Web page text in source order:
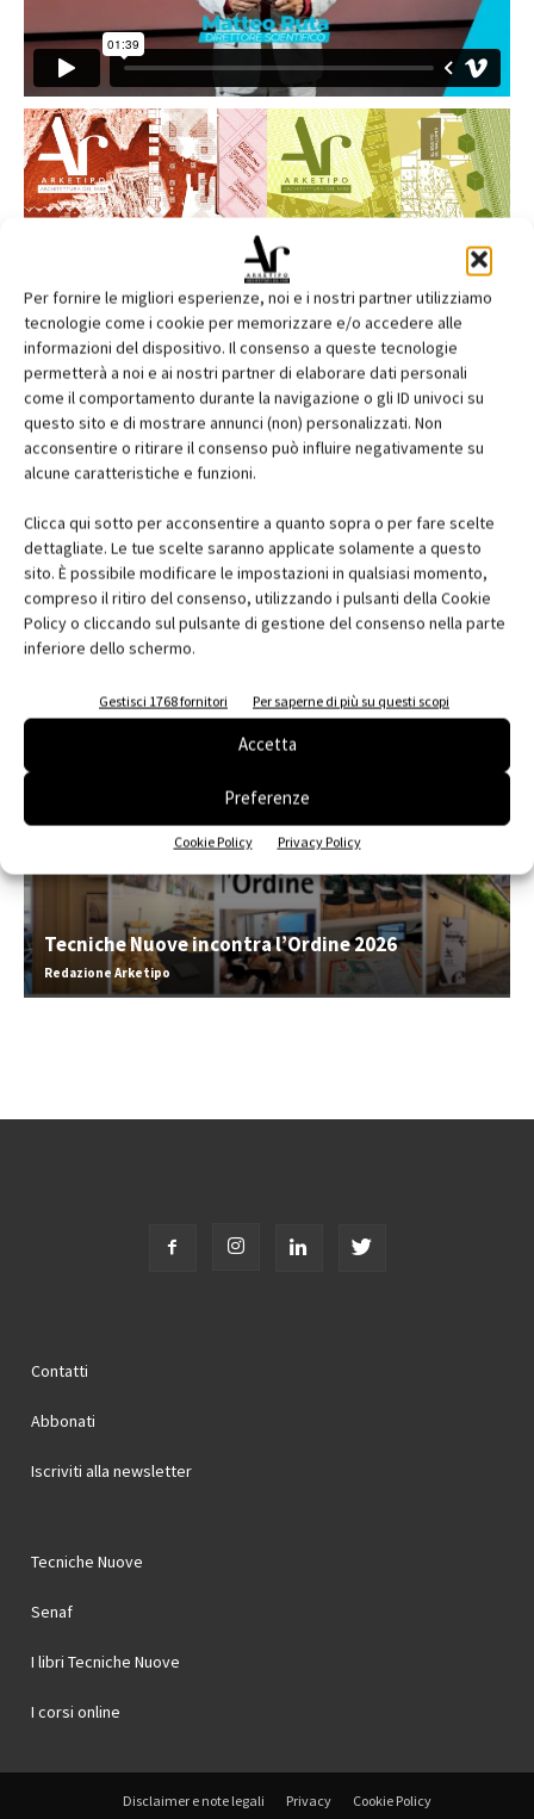
Per fornire le migliori esperienze, noi e i nostri partner utilizziamo
tecnologie come i cookie per memorizzare e/o accedere alle
informazioni del dispositivo. Il consenso a queste tecnologie
permetterà a noi e ai nostri partner di elaborare dati personali
come il comportamento durante la navigazione o gli ID univoci su
questo sito e di mostrare annunci (non) personalizzati. Non
acconsentire o ritirare il consenso può influire negativamente su
alcune caratteristiche e funzioni.
Clicca qui sotto per acconsentire a quanto sopra o per fare scelte
dettagliate. Le tue scelte saranno applicate solamente a questo
sito. È possibile modificare le impostazioni in qualsiasi momento,
compreso il ritiro del consenso, utilizzando i pulsanti della Cookie
Policy o cliccando sul pulsante di gestione del consenso nella parte
inferiore dello schermo.
Gestisci 1768 fornitori Per saperne di più su questi scopi
Accetta
Preferenze
Cookie Policy Privacy Policy
Edicola web
Abbonati e regala
Iscriviti alla newsletter
Tecniche Nuove incontra l’Ordine 2026
Redazione Arketipo
Contatti
Abbonati
Iscriviti alla newsletter
Tecniche Nuove
Senaf
I libri Tecniche Nuove
I corsi online
Disclaimer e note legali Privacy Cookie Policy